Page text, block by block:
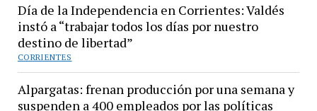
Día de la Independencia en Corrientes: Valdés
instó a “trabajar todos los días por nuestro
destino de libertad”
CORRIENTES
Alpargatas: frenan producción por una semana y
suspenden a 400 empleados por las políticas